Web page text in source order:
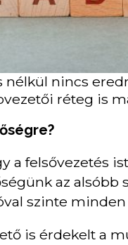
nélkül nincs
réteg is
a felsővezetés
az
szinte
is érdekelt a